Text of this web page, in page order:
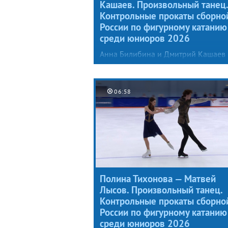
Кашаев. Произвольный танец.
Контрольные прокаты
России по фигурному катанию
среди юниоров 2026
Анна Билибина и Дмитрий Кашаев
взяли в основу произвольного
объединителе Британии. В центре
событий — трагическая история
Короля Артура и Гвиневры.
06:58
Полина Тихонова — Матвей
Лысов. Произвольный танец.
Контрольные прокаты
России по фигурному катанию
среди юниоров 2026